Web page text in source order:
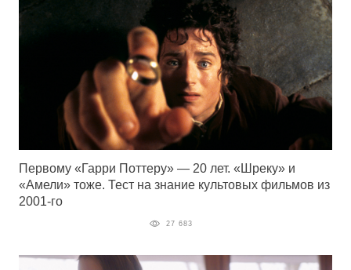
Первому «Гарри Поттеру» — 20 лет. «Шреку» и
«Амели» тоже. Тест на знание культовых фильмов из
2001-го
27 683